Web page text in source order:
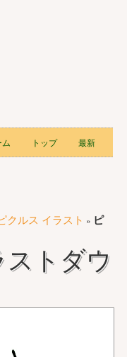
トップ 最新
クルス イラスト » ピ
トダウ